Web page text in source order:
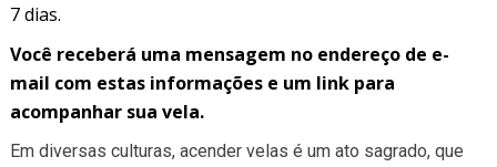
7 dias.
Você receberá uma mensagem no endereço de e-
mail com estas informações e um link para
acompanhar sua vela.
Em diversas culturas, acender velas é um ato sagrado, que